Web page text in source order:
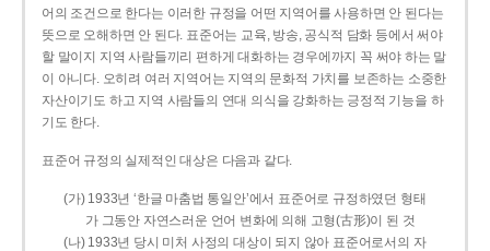
어의 조건으로 한다는 이러한 규정을 어떤 지역어를 사용하면 안 된다는
뜻으로 오해하면 안 된다. 표준어는 교육, 방송, 공식적 담화 등에서 써야
할 말이지 지역 사람들끼리 편하게 대화하는 경우에까지 꼭 써야 하는 말
이 아니다. 오히려 여러 지역어는 지역의 문화적 가치를 보존하는 소중한
자산이기도 하고 지역 사람들의 연대 의식을 강화하는 긍정적 기능을 하
기도 한다.
표준어 규정의 실제적인 대상은 다음과 같다.
(가) 1933년 ‘한글 마춤법 통일안’에서 표준어로 규정하였던 형태
가 그동안 자연스러운 언어 변화에 의해 고형(古形)이 된 것
(나) 1933년 당시 미처 사정의 대상이 되지 않아 표준어로서의 자